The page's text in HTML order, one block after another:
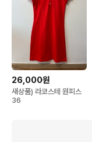
26,000원
새상품) 라코스테 원피스
36